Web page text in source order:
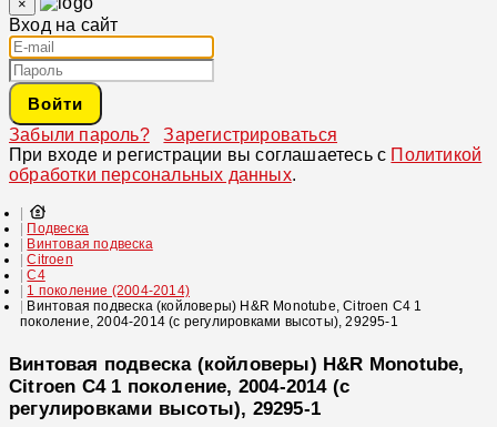
×
Вход на сайт
Войти
Забыли пароль?
Зарегистрироваться
При входе и регистрации вы соглашаетесь с Политикой
обработки персональных данных.
Подвеска
Винтовая подвеска
Citroen
C4
1 поколение (2004-2014)
Винтовая подвеска (койловеры) H&R Monotube, Citroen C4 1
поколение, 2004-2014 (с регулировками высоты), 29295-1
Винтовая подвеска (койловеры) H&R Monotube,
Citroen C4 1 поколение, 2004-2014 (с
регулировками высоты), 29295-1